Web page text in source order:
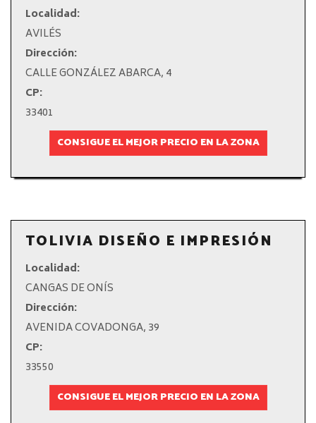
Localidad:
AVILÉS
Dirección:
CALLE GONZÁLEZ ABARCA, 4
CP:
33401
CONSIGUE EL MEJOR PRECIO EN LA ZONA
TOLIVIA DISEÑO E IMPRESIÓN
Localidad:
CANGAS DE ONÍS
Dirección:
AVENIDA COVADONGA, 39
CP:
33550
CONSIGUE EL MEJOR PRECIO EN LA ZONA